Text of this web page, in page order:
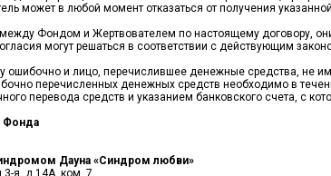
может в любой момент отказаться от получения
Фондом и Жертвователем по настоящему договору,
могут решаться в соответствии с действующим
и лицо, перечислившее денежные средства, не
перечисленных денежных средств необходимо в
перевода средств и указанием банковского счета, с
Фонда
Дауна «Синдром любви»
3-я, д.14А, ком. 7